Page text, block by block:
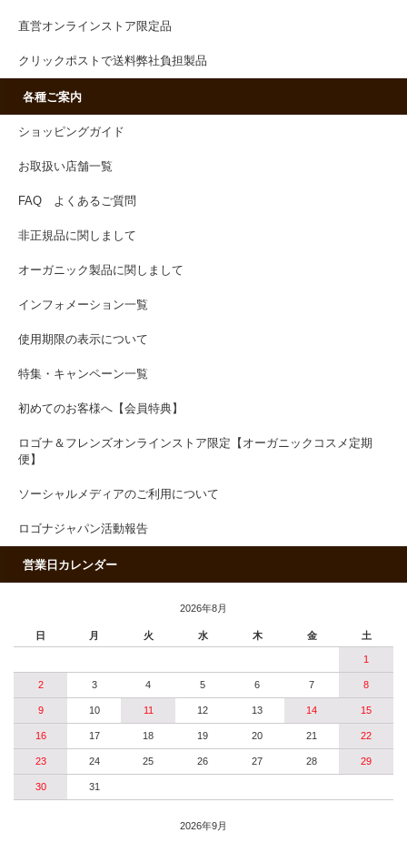
直営オンラインストア限定品
クリックポストで送料弊社負担製品
各種ご案内
ショッピングガイド
お取扱い店舗一覧
FAQ よくあるご質問
非正規品に関しまして
オーガニック製品に関しまして
インフォメーション一覧
使用期限の表示について
特集・キャンペーン一覧
初めてのお客様へ【会員特典】
ロゴナ＆フレンズオンラインストア限定【オーガニックコスメ定期
便】
ソーシャルメディアのご利用について
ロゴナジャパン活動報告
営業日カレンダー
2026年8月
日 月 火 水 木 金 土
1
2 3 4 5 6 7 8
9 10 11 12 13 14 15
16 17 18 19 20 21 22
23 24 25 26 27 28 29
30 31
2026年9月